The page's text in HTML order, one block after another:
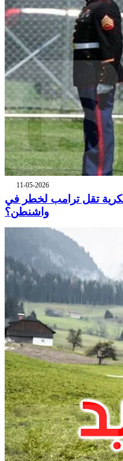
11-05-2026
تقل ترامب لخطر في
واشنطن؟